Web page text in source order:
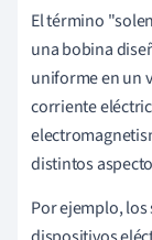
El término
una bobina
uniforme en un
corriente
distintos
Por ejemplo,